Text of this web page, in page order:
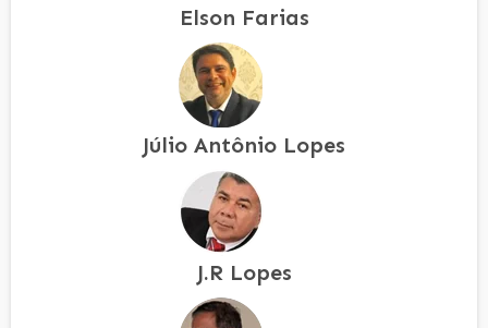
Elson Farias
Júlio Antônio Lopes
J.R Lopes